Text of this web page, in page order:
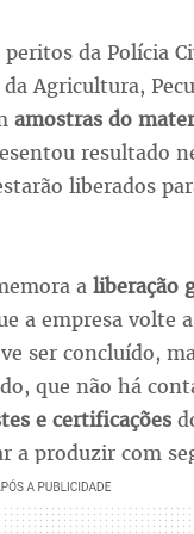
peritos da Polícia
Agricultura,
amostras do
resultado
liberados
aliberação
a empresa volte
ser concluído,
que não há
e certificações
a produzir com